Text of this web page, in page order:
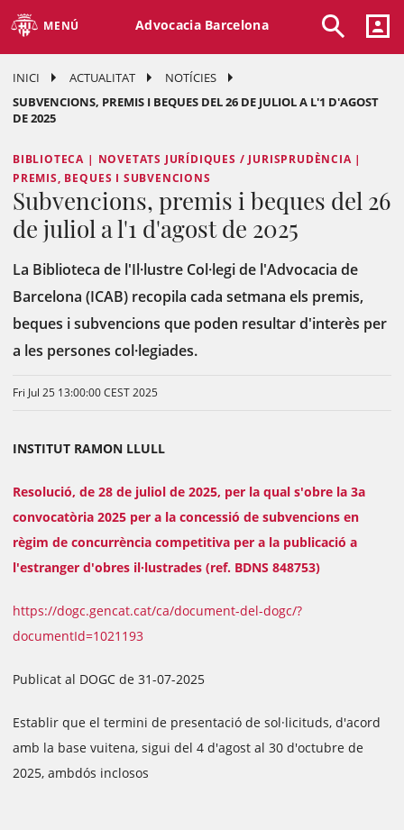
MENÚ Advocacia Barcelona
INICI ACTUALITAT
NOTÍCIES
SUBVENCIONS, PREMIS I BEQUES DEL 26 DE JULIOL A L'1 D'AGOST
DE 2025
BIBLIOTECA | NOVETATS JURÍDIQUES / JURISPRUDÈNCIA |
PREMIS, BEQUES I SUBVENCIONS
Subvencions, premis i beques del 26
de juliol a l'1 d'agost de 2025
La Biblioteca de l'Il·lustre Col·legi de l'Advocacia de
Barcelona (ICAB) recopila cada setmana els premis,
beques i subvencions que poden resultar d'interès per
a les persones col·legiades.
Fri Jul 25 13:00:00 CEST 2025
INSTITUT RAMON LLULL
Resolució, de 28 de juliol de 2025, per la qual s'obre la 3a
convocatòria 2025 per a la concessió de subvencions en
règim de concurrència competitiva per a la publicació a
l'estranger d'obres il·lustrades (ref. BDNS 848753)
https://dogc.gencat.cat/ca/document-del-dogc/?
documentId=1021193
Publicat al DOGC de 31-07-2025
Establir que el termini de presentació de sol·licituds, d'acord
amb la base vuitena, sigui del 4 d'agost al 30 d'octubre de
2025, ambdós inclosos